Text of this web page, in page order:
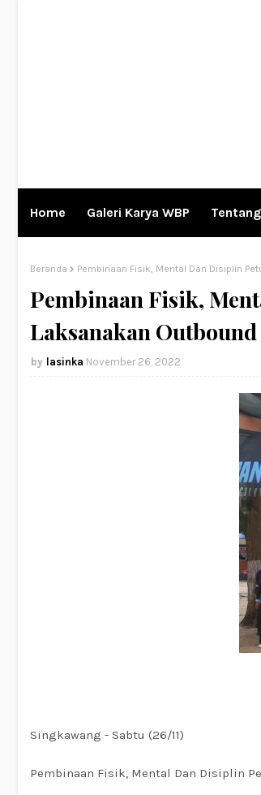
Home Galeri Karya WBP
Beranda Pembinaan Fisik, Mental Dan Disiplin
Pembinaan Fisik,
Laksanakan
lasinka November 26, 2022
Singkawang - Sabtu (26/11)
Pembinaan Fisik, Mental Dan Disiplin